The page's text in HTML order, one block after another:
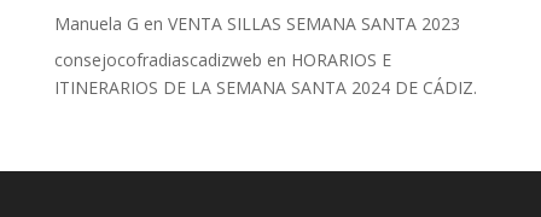
Manuela G en VENTA SILLAS SEMANA SANTA 2023
consejocofradiascadizweb en HORARIOS E
ITINERARIOS DE LA SEMANA SANTA 2024 DE CÁDIZ.